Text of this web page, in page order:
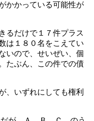
かかっている可能性が
るだけで１７件プラス
は１８０名をこえてい
いので、せいぜい、個
たぶん、この件での債
、いずれにしても権利